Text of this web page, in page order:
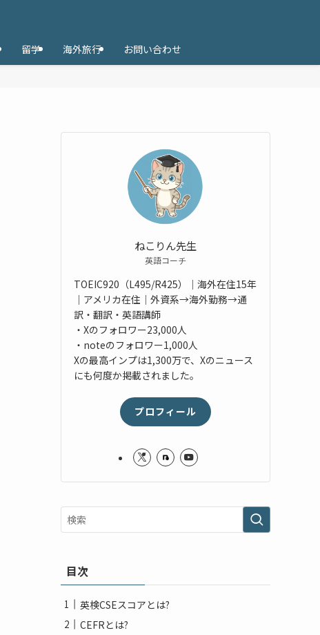
留学 海外旅行 お問い合わせ
ねこりん先生
英語コーチ
TOEIC920（L495/R425）｜海外在住15年
｜アメリカ在住｜外資系→海外勤務→通
訳・翻訳・英語講師
・Xのフォロワー23,000人
・noteのフォロワー1,000人
Xの最高インプは1,300万で、Xのニュース
にも何度か掲載されました。
プロフィール
目次
英検CSEスコアとは?
CEFRとは?